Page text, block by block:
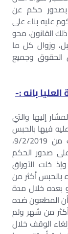
بصدور حكم عن
عليه بناء على
القانون، محو
وزوال كل ما
الحقوق وجميع
بانه :-
إليها والتي
فيها بالحبس
سنة مع إيقاف التنفيذ لمدة ثلاث سنوات من 9/2/2019،
وقد مضى على صدور الحكم
خلت الأوراق
أكثر من
بعده خلال مدة
أن المطعون ضده
من شهر ولم
الوقف خلال